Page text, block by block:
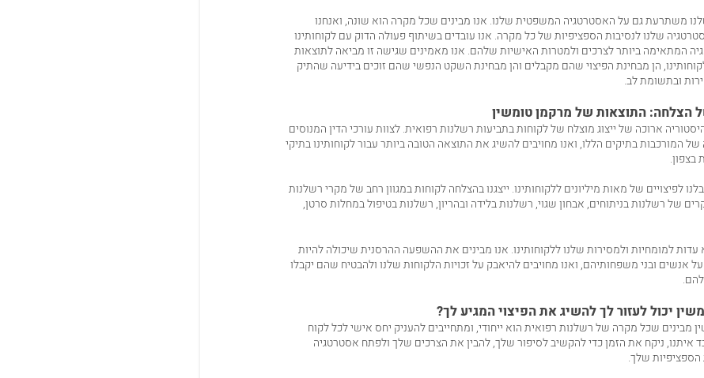
משתרעת גם על האסטרטגיה המשפטית שלנו. אנו מבינים שכל מקרה הוא שונה, ואנחנו
שלנו לנסיבות הספציפיות של כל מקרה. אנו עובדים בשיתוף פעולה הדוק עם לקוחותינו
המתאימה ביותר לצרכים ולמטרות האישיות שלהם. אנו מאמינים שגישה זו מביאה לתוצאות
הן מבחינת הפיצוי שהם מקבלים והן מבחינת השקט הנפשי שהם זוכים בידיעה שהתיק
ובתשומת לב.
הצלחה: התוצאות של מרקמן טומשין
ארוכה של ייצוג מוצלח של לקוחות בתביעות רשלנות רפואית. לצוות עורכי הדין המנוסים
המורכבות בתיקים הללו, ואנו מחויבים להשיג את התוצאה הטובה ביותר עבור לקוחותינו בתיקי
בצפון.
לפיצויים של מאות מיליונים ללקוחותינו. ייצגנו בהצלחה לקוחות במגוון רחב של מקרי רשלנות
של רשלנות בניתוחים, אבחון שגוי, רשלנות בלידה ובהריון, רשלנות בטיפול במחלות סרטן,
למומחיות ולמסירות שלנו ללקוחותינו. אנו מבינים את ההשפעה ההרסנית שיכולה להיות
אנשים ובני משפחותיהם, ואנו מחויבים להיאבק על זכויות הלקוחות שלנו ולהבטיח שהם יקבלו
יכול לעזור לך להשיג את הפיצוי המגיע לך?
מבינים שכל מקרה של רשלנות רפואית הוא ייחודי, ומתחייבים להעניק יחס אישי לכל לקוח
איתנו, ניקח את הזמן כדי להקשיב לסיפור שלך, להבין את הצרכים שלך ולפתח אסטרטגיה
שלך.